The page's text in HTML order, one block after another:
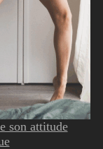
son attitude